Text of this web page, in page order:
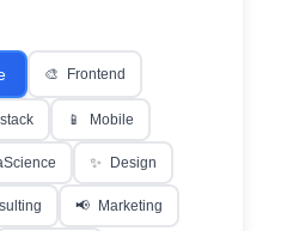
🎨 Frontend
📱 Mobile
✨ Design
📢 Marketing